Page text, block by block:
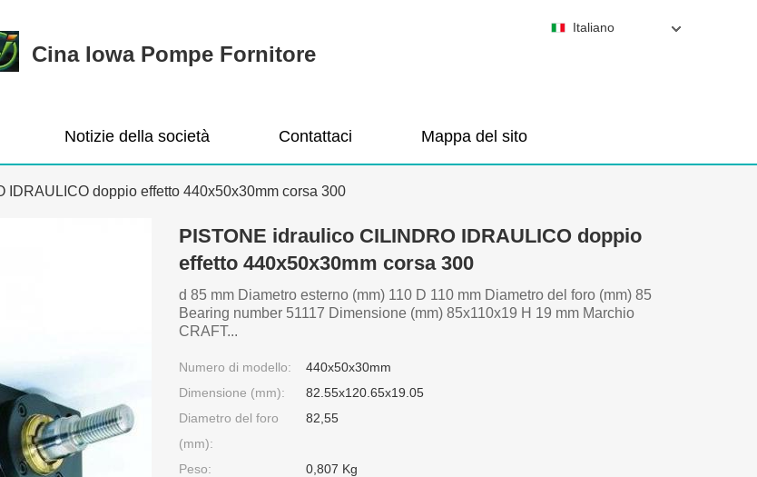
Cina Iowa Pompe Fornitore
Notizie della società Contattaci Mappa del sito
Italiano
IDRAULICO doppio effetto 440x50x30mm corsa 300
PISTONE idraulico CILINDRO IDRAULICO doppio
effetto 440x50x30mm corsa 300
d 85 mm Diametro esterno (mm) 110 D 110 mm Diametro del foro (mm) 85
Bearing number 51117 Dimensione (mm) 85x110x19 H 19 mm Marchio
CRAFT...
Numero di modello:
440x50x30mm
Dimensione (mm):
82.55x120.65x19.05
Diametro del foro
(mm):
82,55
Peso:
0,807 Kg